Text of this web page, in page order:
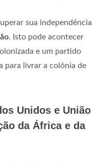
sua independência
. Isto pode acontecer
e um partido
para livrar a colônia de
Unidos e União
da África e da